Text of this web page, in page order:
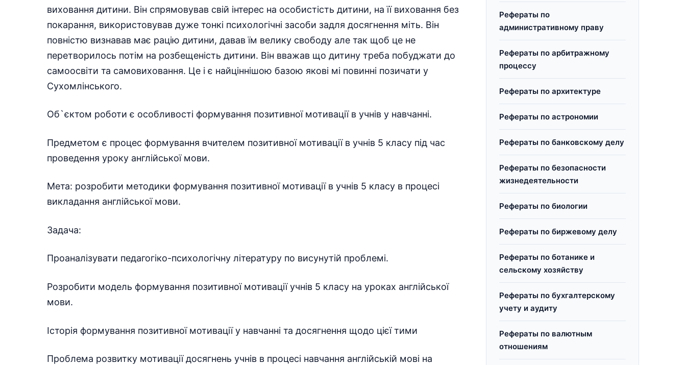
виховання дитини. Він спрямовував свій інтерес на особистість дитини, на її виховання без
покарання, використовував дуже тонкі психологічні засоби задля досягнення міть. Він
повністю визнавав має рацію дитини, давав їм велику свободу але так щоб це не
перетворилось потім на розбещеність дитини. Він вважав що дитину треба побуджати до
самоосвіти та самовиховання. Це і є найціннішою базою якові мі повинні позичати у
Сухомлінського.
Об`єктом роботи є особливості формування позитивної мотивації в учнів у навчанні.
Предметом є процес формування вчителем позитивної мотивації в учнів 5 класу під час
проведення уроку англійської мови.
Мета: розробити методики формування позитивної мотивації в учнів 5 класу в процесі
викладання англійської мови.
Задача:
Проаналізувати педагогіко-психологічну літературу по висунутій проблемі.
Розробити модель формування позитивної мотивації учнів 5 класу на уроках англійської
мови.
Історія формування позитивної мотивації у навчанні та досягнення щодо цієї тими
Проблема розвитку мотивації досягнень учнів в процесі навчання англійській мові на
Рефераты по
административному праву
Рефераты по арбитражному
процессу
Рефераты по архитектуре
Рефераты по астрономии
Рефераты по банковскому делу
Рефераты по безопасности
жизнедеятельности
Рефераты по биологии
Рефераты по биржевому делу
Рефераты по ботанике и
сельскому хозяйству
Рефераты по бухгалтерскому
учету и аудиту
Рефераты по валютным
отношениям